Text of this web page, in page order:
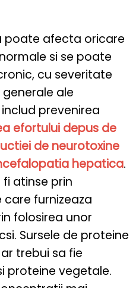
poate afecta oricare
si se poate
cu severitate
ale
prevenirea
efortului depus de
de neurotoxine
hepatica.
atinse prin
furnizeaza
folosirea unor
Sursele de proteine
trebui sa fie
proteine ​​vegetale.